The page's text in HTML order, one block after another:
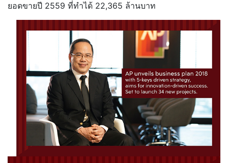
ยอดขายปี 2559 ที่ทำได้ 22,365 ล้านบาท